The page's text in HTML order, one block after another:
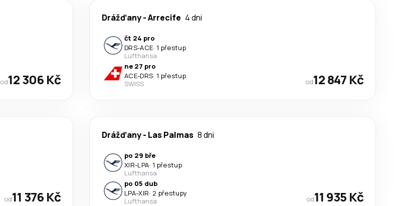
od12 306 Kč
Drážďany-Arrecife 4 dni
čt 24 pro
DRS-ACE· 1 přestup
Lufthansa
ne 27 pro
ACE-DRS· 1 přestup
SWISS
od12 847 Kč
od11 376 Kč
Drážďany- Las Palmas 8 dni
po 29 bře
XIR-LPA· 1 přestup
Lufthansa
po 05 dub
LPA-XIR· 2 přestupy
Lufthansa
od11 935 Kč